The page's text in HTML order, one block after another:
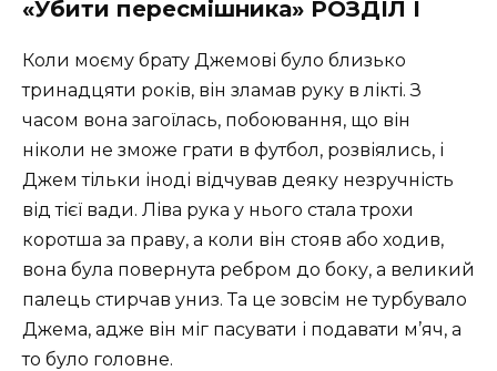
«Убити пересмішника» РОЗДІЛ І
Коли моєму брату Джемові було близько
тринадцяти років, він зламав руку в лікті. З
часом вона загоїлась, побоювання, що він
ніколи не зможе грати в футбол, розвіялись, і
Джем тільки іноді відчував деяку незручність
від тієї вади. Ліва рука у нього стала трохи
коротша за праву, а коли він стояв або ходив,
вона була повернута ребром до боку, а великий
палець стирчав униз. Та це зовсім не турбувало
Джема, адже він міг пасувати і подавати м’яч, а
то було головне.